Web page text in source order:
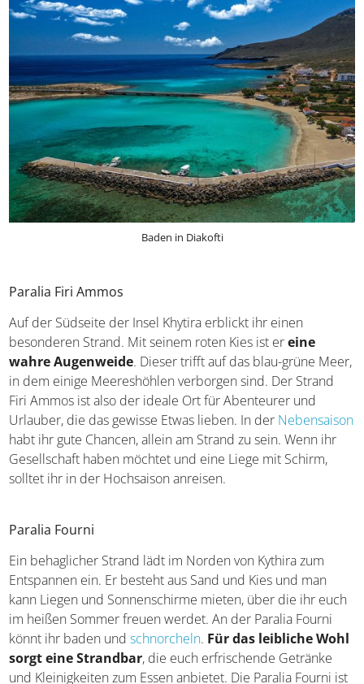
Baden in Diakofti
Paralia Firi Ammos
Auf der Südseite der Insel Khytira erblickt ihr einen
besonderen Strand. Mit seinem roten Kies ist ereine
wahre Augenweide. Dieser trifft auf das blau-grüne Meer,
in dem einige Meereshöhlen verborgen sind. Der Strand
Firi Ammos ist also der ideale Ort für Abenteurer und
Urlauber, die das gewisse Etwas lieben. In der Nebensaison
habt ihr gute Chancen, allein am Strand zu sein. Wenn ihr
Gesellschaft haben möchtet und eine Liege mit Schirm,
solltet ihr in der Hochsaison anreisen.
Paralia Fourni
Ein behaglicher Strand lädt im Norden von Kythira zum
Entspannen ein. Er besteht aus Sand und Kies und man
kann Liegen und Sonnenschirme mieten, über die ihr euch
im heißen Sommer freuen werdet. An der Paralia Fourni
könnt ihr baden undschnorcheln. Für das leibliche Wohl
sorgt eine Strandbar, die euch erfrischende Getränke
und Kleinigkeiten zum Essen anbietet. Die Paralia Fourni ist